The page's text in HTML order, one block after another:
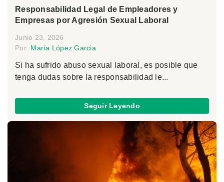
Responsabilidad Legal de Empleadores y
Empresas por Agresión Sexual Laboral
Junio 23, 2026
Por: María López Garcia
Si ha sufrido abuso sexual laboral, es posible que
tenga dudas sobre la responsabilidad le...
Seguir Leyendo